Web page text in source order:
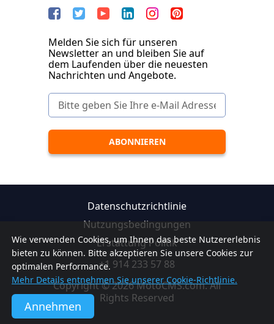
Wie verwenden Cookies, um Ihnen das beste Nutzererlebnis
bieten zu können. Bitte akzeptieren Sie unsere Cookies zur
optimalen Performance.
Mehr Details entnehmen Sie unserer Cookie-Richtlinie.
Annehmen
Melden Sie sich für unseren
Newsletter an und bleiben Sie auf
dem Laufenden über die neuesten
Nachrichten und Angebote.
Datenschutzrichtlinie
Nutzungsbedingungen
Erstattung Politik
+1 914 233 57 88
Copyright © 2026 MotoCMS.com. All
Rights Reserved